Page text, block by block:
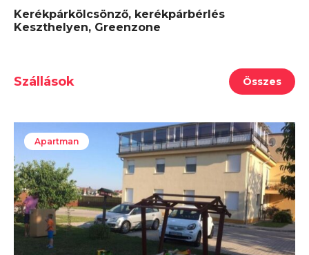
Kerékpárkölcsönző, kerékpárbérlés
Keszthelyen, Greenzone
Szállások Összes
Apartman